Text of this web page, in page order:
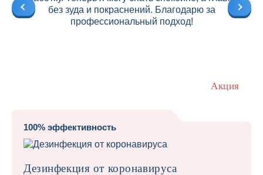
без зуда и покраснений. Благодарю за
профессиональный подход!
Акция
100% эффективность
Дезинфекция от коронавируса